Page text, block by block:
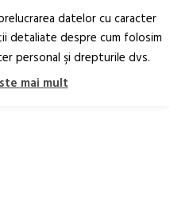
RO EN
datelor cu caracter
detaliate despre cum folosim
personal şi drepturile dvs.
mai mult